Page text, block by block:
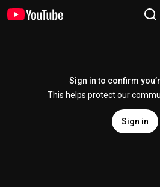
Sign in to confirm
This helps protect our
Sign in